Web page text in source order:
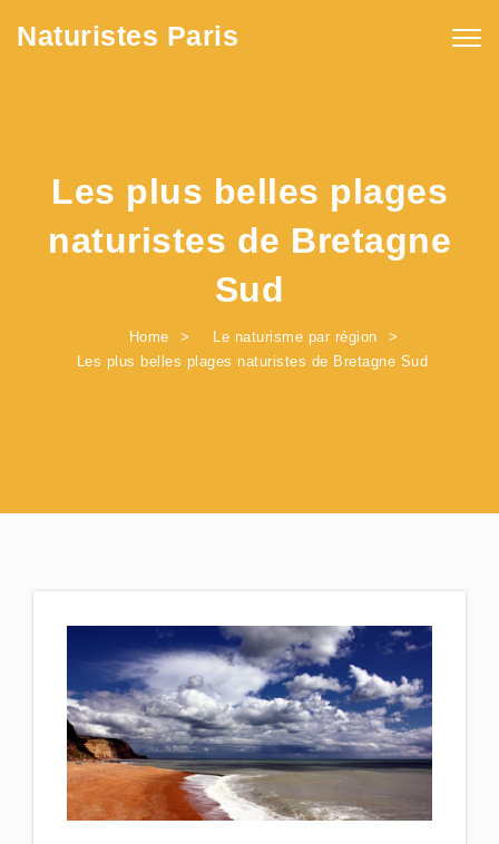
Skip to content
Naturistes Paris
Les plus belles plages
naturistes de Bretagne
Sud
Home
Le naturisme par région
Les plus belles plages naturistes de Bretagne Sud